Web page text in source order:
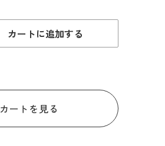
カートに追加する
カートを見る